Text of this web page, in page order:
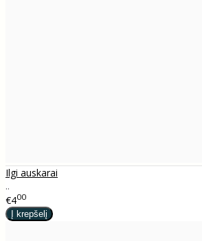
Ilgi auskarai
..
€400